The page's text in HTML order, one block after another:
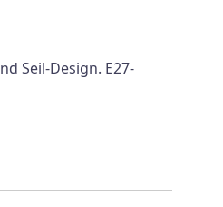
Seil-Design. E27-